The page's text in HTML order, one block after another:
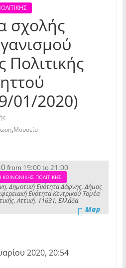
σχολής
Πολιτικής
01/2020)
,Μουσείο
from 19:00to 21:00
ΚΟΙΝΩΝΙΚΗΣ ΠΟΛΙΤΙΚΗΣ
Δημοτική Ενότητα Δάφνης, Δήμος
Ενότητα Κεντρικού Τομέα
Αττική, 11631, Ελλάδα
Map
2020, 20:54